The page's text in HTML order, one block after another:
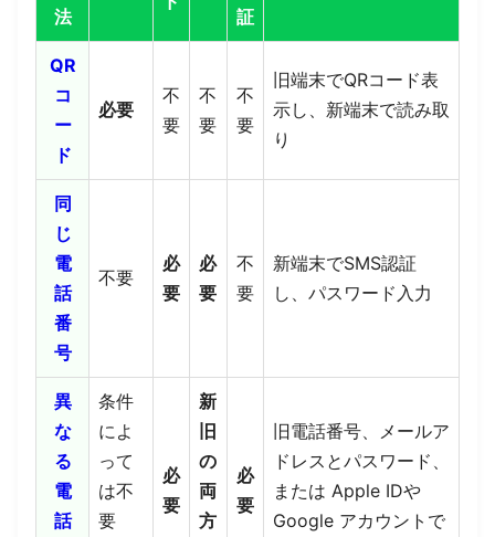
法 証
QR
コ
ー
ド
必要
不
要
不
要
不
要
旧端末でQRコード表
示し、新端末で読み取
り
同
じ
電
話
番
号
不要
必
要
必
要
不
要
新端末でSMS認証
し、パスワード入力
異
な
る
電
話
条件
によ
って
は不
要
必
要
新
旧
の
両
方
必
要
旧電話番号、メールア
ドレスとパスワード、
または Apple IDや
Google アカウントで